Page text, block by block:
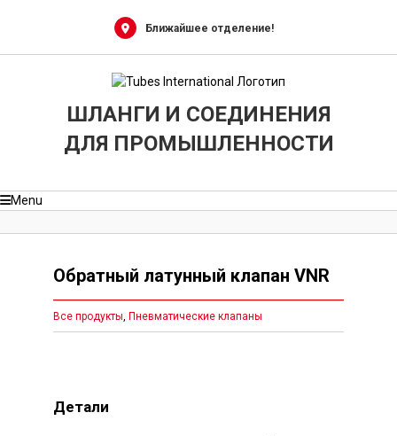
Ближайшее отделение!
ШЛАНГИ И СОЕДИНЕНИЯ
ДЛЯ ПРОМЫШЛЕННОСТИ
Menu
Обратный латунный клапан VNR
Все продукты, Пневматические клапаны
Детали